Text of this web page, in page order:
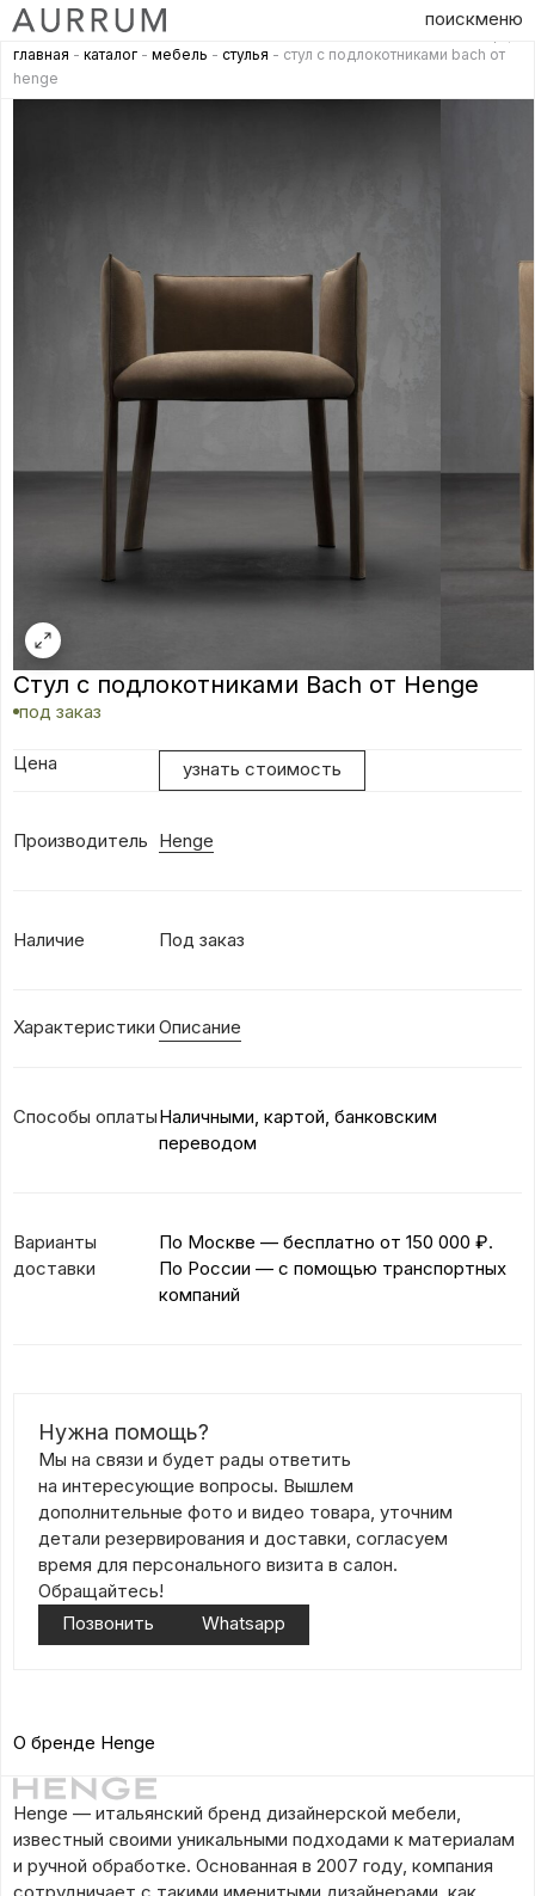
поискменю
главная - каталог - мебель - стулья - стул с подлокотниками bach от
henge
Стул с подлокотниками Bach от Henge
под заказ
Цена узнать стоимость
Производитель Henge
Наличие Под заказ
Характеристики Описание
Способы оплатыНаличными, картой, банковским
переводом
Варианты
доставки
По Москве — бесплатно от 150 000 ₽.
По России — с помощью транспортных
компаний
Нужна помощь?
Мы на связи и будет рады ответить
на интересующие вопросы. Вышлем
дополнительные фото и видео товара, уточним
детали резервирования и доставки, согласуем
время для персонального визита в салон.
Обращайтесь!
Позвонить
Whatsapp
О бренде Henge
Henge — итальянский бренд дизайнерской мебели,
известный своими уникальными подходами к материалам
и ручной обработке. Основанная в 2007 году, компания